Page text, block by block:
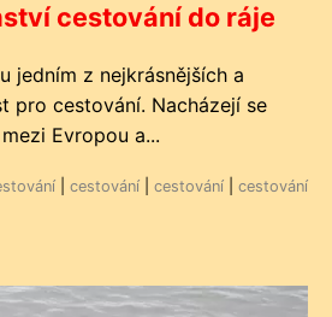
cestování do ráje
jedním z nejkrásnějších a
pro cestování. Nacházejí se
Evropou a...
cestování cestování
cestování